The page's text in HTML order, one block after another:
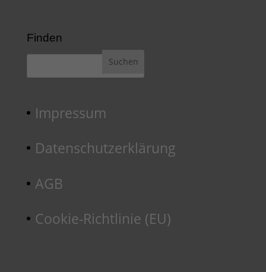
Finden
Impressum
Datenschutzerklärung
AGB
Cookie-Richtlinie (EU)